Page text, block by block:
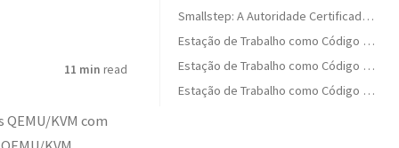
11 min read
KVM com
Smallstep: A Autoridade Certificadora Moderna para Ambientes Cloud-Native
Estação de Trabalho como Código (Parte 1.5): Ferramentas Essenciais do Linux
Estação de Trabalho como Código (Parte 15): Balanço Geral e Fechamento da Série
Estação de Trabalho como Código (Parte 14): Infraestrutura no GCP com Terraform